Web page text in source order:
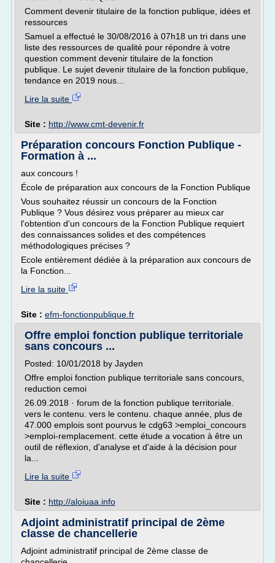
Comment devenir titulaire de la fonction publique, idées et
ressources
Samuel a effectué le 30/08/2016 à 07h18 un tri dans une
liste des ressources de qualité pour répondre à votre
question comment devenir titulaire de la fonction
publique. Le sujet devenir titulaire de la fonction publique,
tendance en 2019 nous...
Lire la suite
Site : http://www.cmt-devenir.fr
Préparation concours Fonction Publique -
Formation à ...
aux concours !
École de préparation aux concours de la Fonction Publique
Vous souhaitez réussir un concours de la Fonction
Publique ? Vous désirez vous préparer au mieux car
l'obtention d'un concours de la Fonction Publique requiert
des connaissances solides et des compétences
méthodologiques précises ?
Ecole entièrement dédiée à la préparation aux concours de
la Fonction...
Lire la suite
Site : efm-fonctionpublique.fr
Offre emploi fonction publique territoriale
sans concours ...
Posted: 10/01/2018 by Jayden
Offre emploi fonction publique territoriale sans concours,
reduction cemoi
26.09.2018 · forum de la fonction publique territoriale.
vers le contenu. vers le contenu. chaque année, plus de
47.000 emplois sont pourvus le cdg63 >emploi_concours
>emploi-remplacement. cette étude a vocation à être un
outil de réflexion, d'analyse et d'aide à la décision pour
la...
Lire la suite
Site : http://aloiuaa.info
Adjoint administratif principal de 2ème
classe de chancellerie
Adjoint administratif principal de 2ème classe de